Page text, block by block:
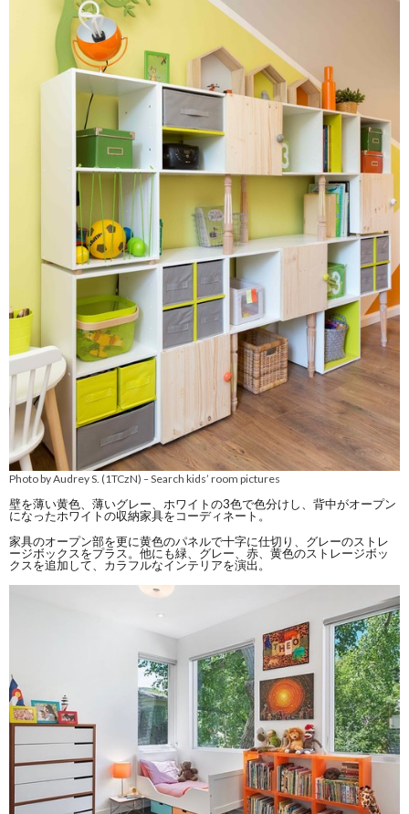
Photo by Audrey S. (1TCzN) –Search kids’ room pictures
壁を薄い黄色、薄いグレー、ホワイトの3色で色分けし、背中がオープン
になったホワイトの収納家具をコーディネート。
家具のオープン部を更に黄色のパネルで十字に仕切り、グレーのストレ
ージボックスをプラス。他にも緑、グレー、赤、黄色のストレージボッ
クスを追加して、カラフルなインテリアを演出。